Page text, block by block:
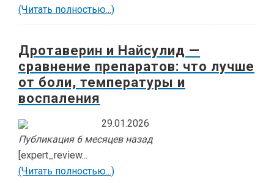
(Читать полностью...)
Дротаверин и Найсулид —
сравнение препаратов: что лучше
от боли, температуры и
воспаления
29.01.2026
Публикация 6 месяцев назад
[expert_review...
(Читать полностью...)